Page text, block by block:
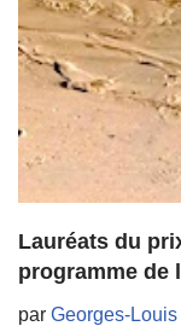
Lauréats du
programme de
par Georges-Louis